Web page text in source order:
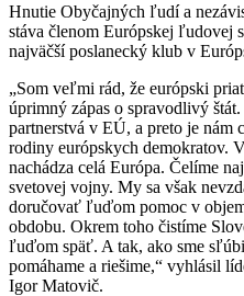
Hnutie Obyčajných ľudí a
stáva členom Európskej ľudovej
najväčší poslanecký klub v
„Som veľmi rád, že európski
úprimný zápas o spravodlivý
partnerstvá v EÚ, a preto je
rodiny európskych demokratov.
nachádza celá Európa. Čelíme
svetovej vojny. My sa však
doručovať ľuďom pomoc v
obdobu. Okrem toho čistíme
ľuďom späť. A tak, ako sme
pomáhame a riešime,“ vyhlásil
Igor Matovič.